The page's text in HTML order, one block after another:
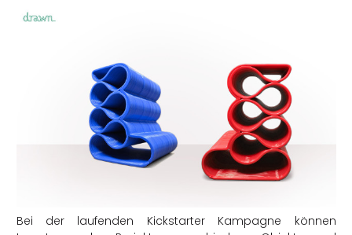
Bei der laufenden Kickstarter Kampagne können